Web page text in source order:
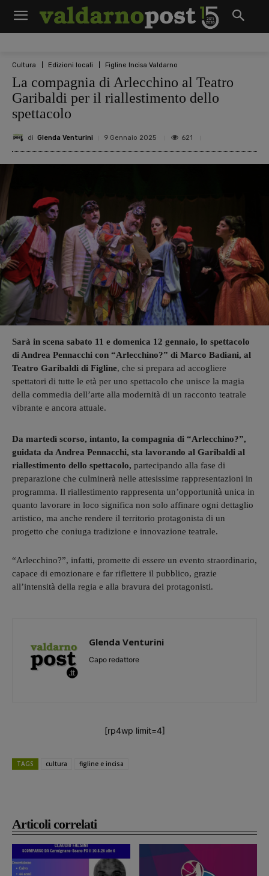
Cultura Edizioni locali Figline Incisa Valdarno
La compagnia di Arlecchino al Teatro
Garibaldi per il riallestimento dello
spettacolo
di Glenda Venturini 9 Gennaio 2025 621
Articoli correlati
Sarà in scena sabato 11 e domenica 12 gennaio, lo spettacolo
di Andrea Pennacchi con “Arlecchino?” di Marco Badiani, al
Teatro Garibaldi di Figline, che si prepara ad accogliere
spettatori di tutte le età per uno spettacolo che unisce la magia
della commedia dell’arte alla modernità di un racconto teatrale
vibrante e ancora attuale.
Da martedì scorso, intanto, la compagnia di “Arlecchino?”,
guidata da Andrea Pennacchi, sta lavorando al Garibaldi al
riallestimento dello spettacolo, partecipando alla fase di
preparazione che culminerà nelle attesissime rappresentazioni in
programma. Il riallestimento rappresenta un’opportunità unica in
quanto lavorare in loco significa non solo affinare ogni dettaglio
artistico, ma anche rendere il territorio protagonista di un
progetto che coniuga tradizione e innovazione teatrale.
“Arlecchino?”, infatti, promette di essere un evento straordinario,
capace di emozionare e far riflettere il pubblico, grazie
all’intensità della regia e alla bravura dei protagonisti.
Glenda Venturini
Capo redattore
[rp4wp limit=4]
TAGS cultura figline e incisa